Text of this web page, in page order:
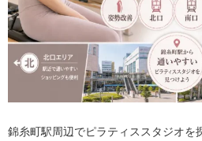
錦糸町駅周辺でピラティススタジオを